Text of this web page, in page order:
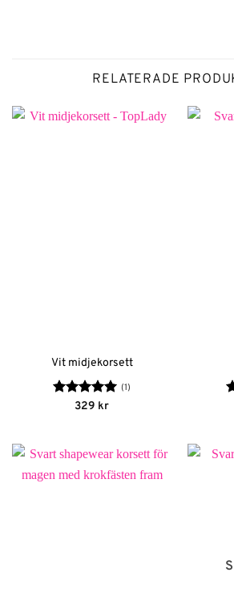
RELATERADE
Vit midjekorsett
Betygsatt5
(1)
329 kr